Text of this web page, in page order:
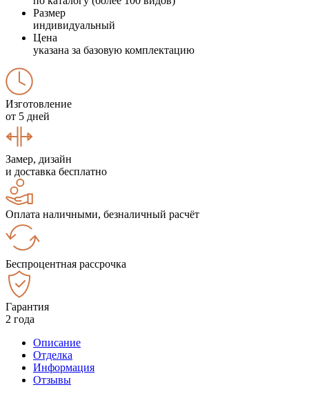
Размер
индивидуальный
Цена
указана за базовую комплектацию
Изготовление
от 5 дней
Замер, дизайн
и доставка бесплатно
Оплата наличными, безналичный расчёт
Беспроцентная рассрочка
Гарантия
2 года
Описание
Отделка
Информация
Отзывы